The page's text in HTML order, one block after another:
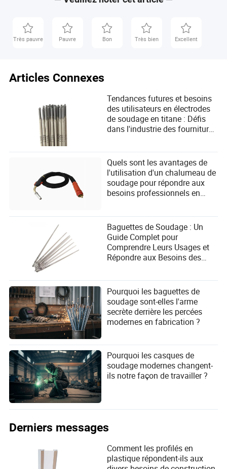
Très pauvre Pauvre Bon Très bien Excellent
Articles Connexes
Tendances futures et besoins
des utilisateurs en électrodes
de soudage en titane : Défis
dans l'industrie des fournitures
Quels sont les avantages de
l'utilisation d'un chalumeau de
soudage pour répondre aux
besoins professionnels en
Baguettes de Soudage : Un
Guide Complet pour
Comprendre Leurs Usages et
Répondre aux Besoins des
Pourquoi les baguettes de
soudage sont-elles l'arme
secrète derrière les percées
modernes en fabrication ?
Pourquoi les casques de
soudage modernes changent-
ils notre façon de travailler ?
Derniers messages
Comment les profilés en
plastique répondent-ils aux